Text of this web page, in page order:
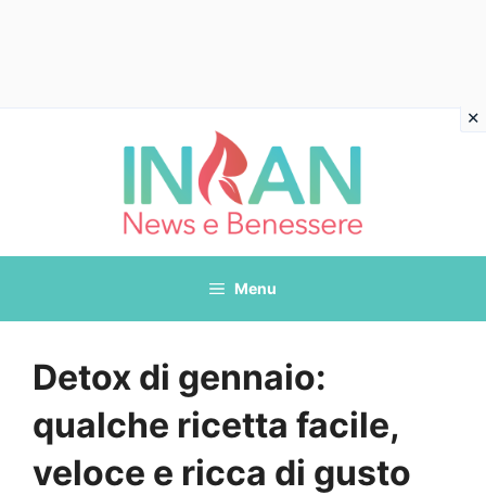
Menu
Detox di gennaio:
qualche ricetta facile,
veloce e ricca di gusto